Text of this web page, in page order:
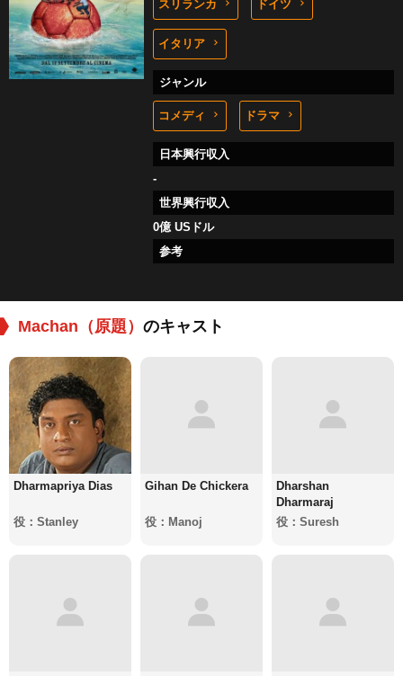
スリランカ ドイツ
イタリア
ジャンル
コメディ ドラマ
日本興行収入
-
世界興行収入
0億 USドル
参考
Machan（原題） のキャスト
Dharmapriya Dias
役：Stanley
Gihan De Chickera
役：Manoj
Dharshan
Dharmaraj
役：Suresh